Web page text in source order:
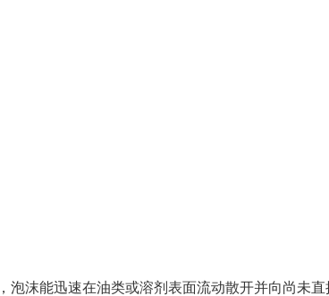
沫能迅速在油类或溶剂表面流动散开并向尚未